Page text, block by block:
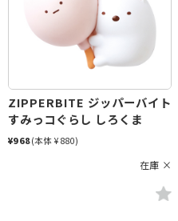
ZIPPERBITE ジッパーバイト
すみっコぐらし しろくま
¥968(本体 ¥880)
在庫 ×